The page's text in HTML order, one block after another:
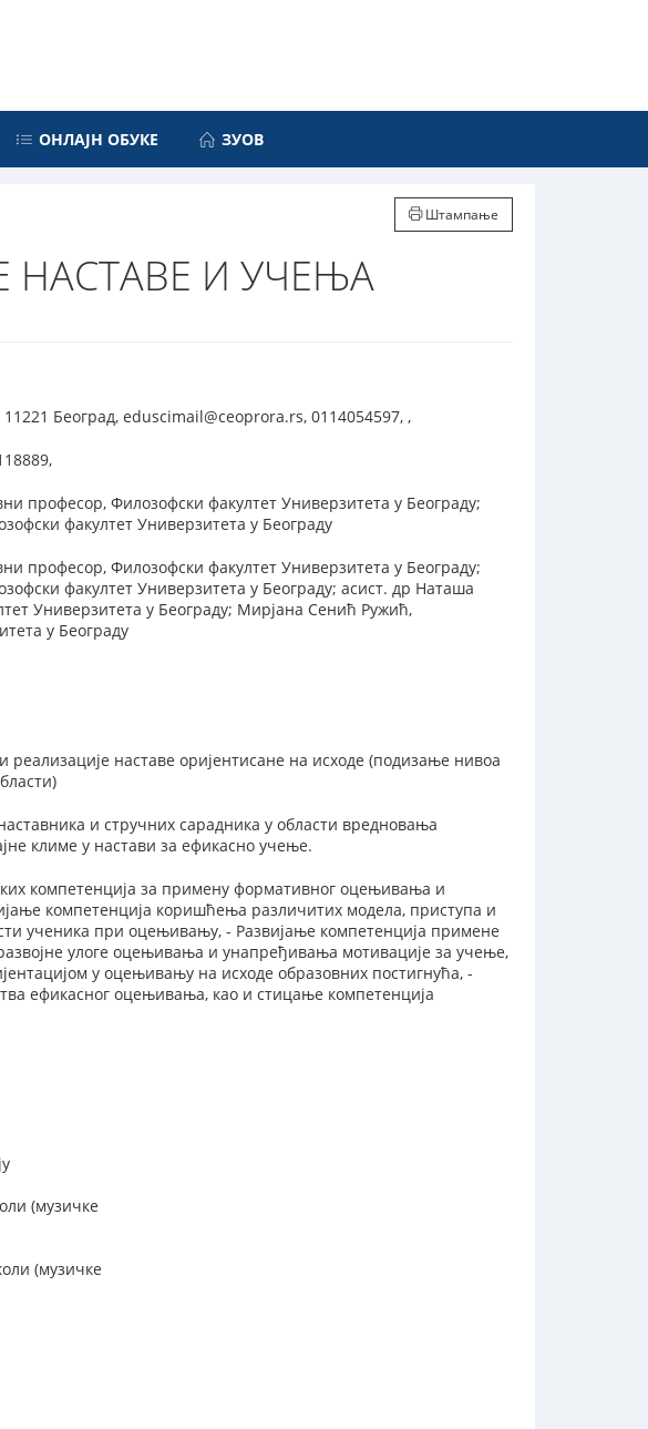
ОНЛАЈН ОБУКЕ ЗУОВ
Штампање
И УЧЕЊА
Београд, eduscimail@ceoprora.rs, 0114054597, ,
професор, Филозофски факултет Универзитета у Београду;
факултет Универзитета у Београду
професор, Филозофски факултет Универзитета у Београду;
факултет Универзитета у Београду; асист. др Наташа
Универзитета у Београду; Мирјана Сенић Ружић,
у Београду
наставе оријентисане на исходе (подизање нивоа
и стручних сарадника у области вредновања
климе у настави за ефикасно учење.
компетенција за примену формативног оцењивања и
компетенција коришћења различитих модела, приступа и
ученика при оцењивању, - Развијање компетенција примене
улоге оцењивања и унапређивања мотивације за учење,
у оцењивању на исходе образовних постигнућа, -
ефикасног оцењивања, као и стицање компетенција
(музичке
(музичке